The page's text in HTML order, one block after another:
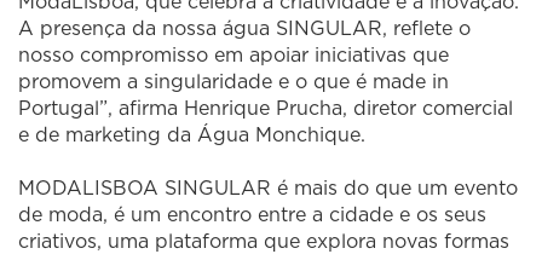
A presença da nossa água SINGULAR, reflete o
nosso compromisso em apoiar iniciativas que
promovem a singularidade e o que é made in
Portugal”, afirma Henrique Prucha, diretor comercial
e de marketing da Água Monchique.
MODALISBOA SINGULAR é mais do que um evento
de moda, é um encontro entre a cidade e os seus
criativos, uma plataforma que explora novas formas